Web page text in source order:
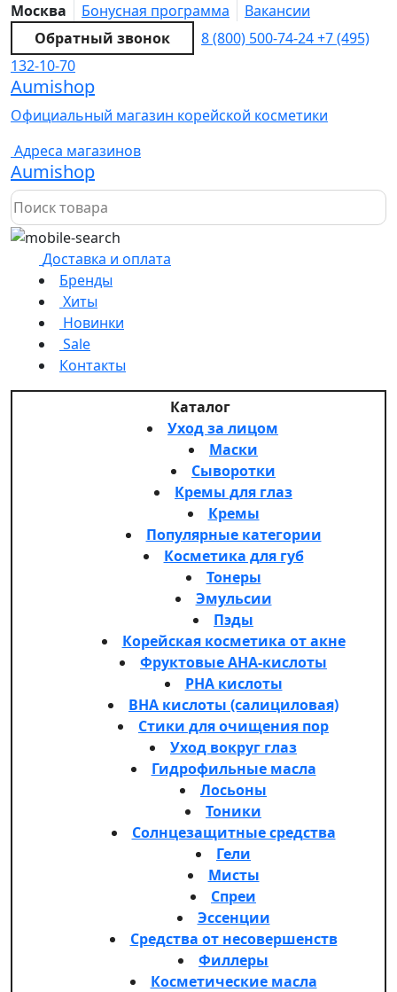
Москва Бонусная программа
Вакансии
Обратный звонок
8 (800) 500-74-24+7 (495)
132-10-70
Aumishop
Официальный магазин корейской косметики
Адреса магазинов
Aumishop
Доставка и оплата
Бренды
Хиты
Новинки
Sale
Контакты
Каталог
Уход за лицом
Маски
Сыворотки
Кремы для глаз
Кремы
Популярные категории
Косметика для губ
Тонеры
Эмульсии
Пэды
Корейская косметика от акне
Фруктовые AHA-кислоты
PHA кислоты
BHA кислоты (салициловая)
Стики для очищения пор
Уход вокруг глаз
Гидрофильные масла
Лосьоны
Тоники
Солнцезащитные средства
Гели
Мисты
Спреи
Эссенции
Средства от несовершенств
Филлеры
Косметические масла